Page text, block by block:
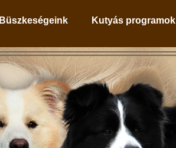
Büszkeségeink Kutyás programok